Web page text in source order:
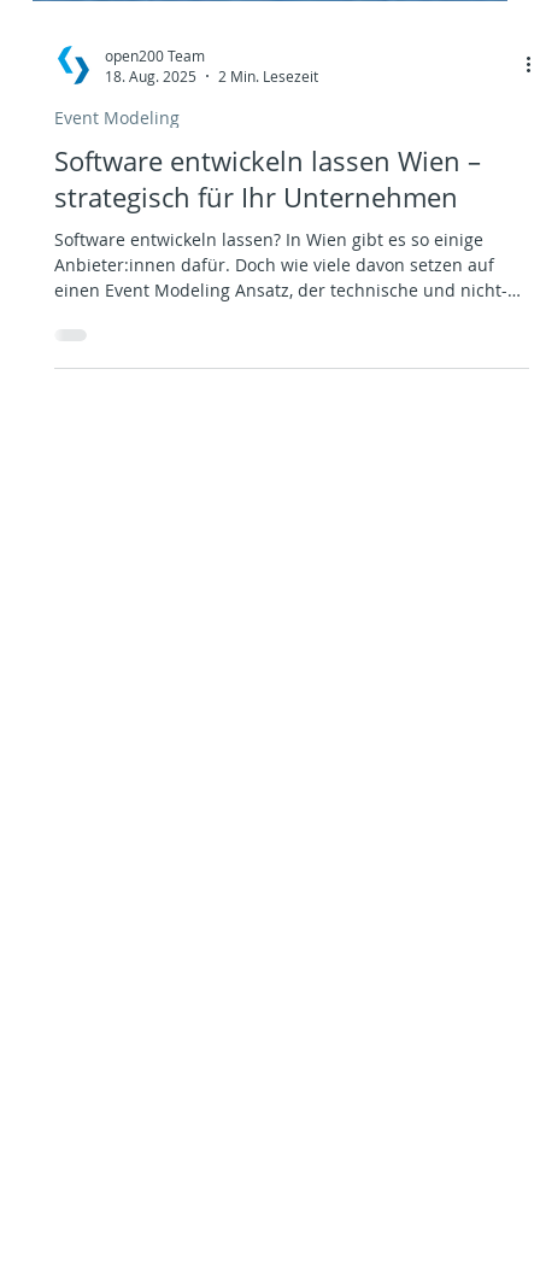
open200 Team
18. Aug. 2025
2 Min. Lesezeit
Event Modeling
strategisch für Ihr Unternehmen